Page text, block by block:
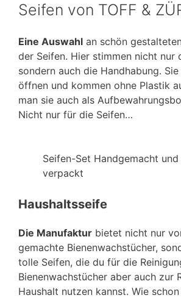
Seifen von TOFF &
Eine Auswahl an schön
der Seifen. Hier stimmen nicht nur
sondern auch die Handhabung.
öffnen und kommen ohne Plastik
man sie auch als
Nicht nur für die Seifen…
Seifen-Set Handgemacht
verpackt
Haushaltsseife
Die Manufaktur bietet nicht nur
gemachte Bienenwachstücher,
tolle Seifen, die du für die
Bienenwachstücher aber auch zur
Haushalt nutzen kannst. Wie